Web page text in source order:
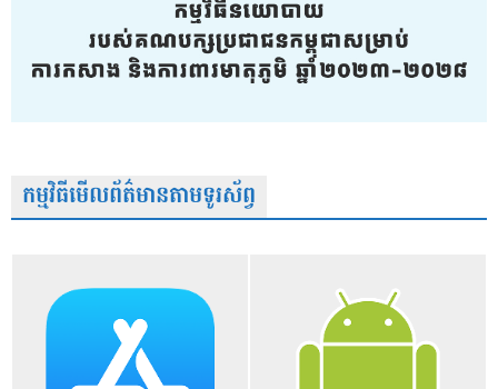
កម្មវិធីមើលព័ត៌មានតាមទូរស័ព្វ